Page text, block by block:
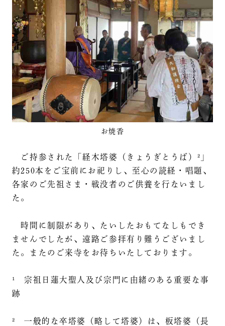
お焼香
ご持参された「経木塔婆（きょうぎとうば）²」
約250本をご宝前にお祀りし、至心の読経・唱題、
各家のご先祖さま・戦没者のご供養を行ないまし
た。
時間に制限があり、たいしたおもてなしもでき
ませんでしたが、遠路ご参拝有り難うございまし
た。またのご来寺をお待ちいたしております。
¹ 宗祖日蓮大聖人及び宗門に由緒のある重要な事
跡
² 一般的な卒塔婆（略して塔婆）は、板塔婆（長